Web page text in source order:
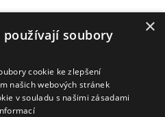
×
soubory
cookie ke zlepšení
našich webových stránek
v souladu s našimi zásadami